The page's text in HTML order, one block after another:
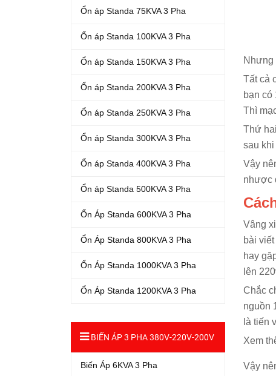
Ổn áp Standa 75KVA 3 Pha
Ổn áp Standa 100KVA 3 Pha
Ổn áp Standa 150KVA 3 Pha
Ổn áp Standa 200KVA 3 Pha
Ổn áp Standa 250KVA 3 Pha
Ổn áp Standa 300KVA 3 Pha
Ổn áp Standa 400KVA 3 Pha
Ổn áp Standa 500KVA 3 Pha
Ổn Áp Standa 600KVA 3 Pha
Ổn Áp Standa 800KVA 3 Pha
Ổn Áp Standa 1000KVA 3 Pha
Ổn Áp Standa 1200KVA 3 Pha
BIẾN ÁP 3 PHA 380V-220V-200V
Biến Áp 6KVA 3 Pha
Nhưng
Tất cả
bạn có
Thì
Thứ
sau
Vậy
nhược
Vâng
bài
hay
lên
Chắc
nguồn
là tiến
Xem
Vậy